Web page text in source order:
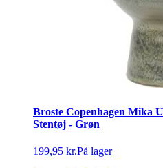
Broste Copenhagen Mika
Stentøj - Grøn
199,95 kr.På lager